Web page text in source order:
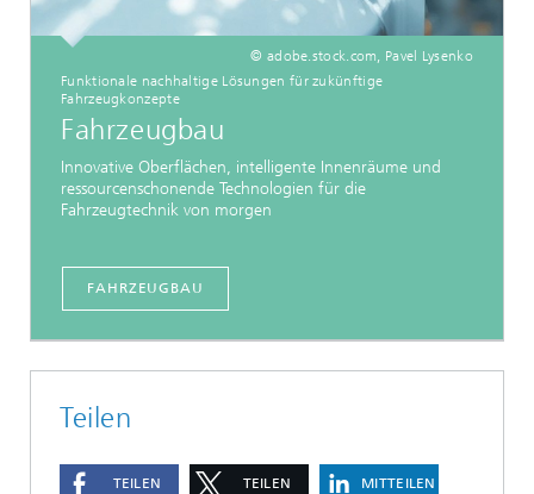
© adobe.stock.com, Pavel Lysenko
Funktionale nachhaltige Lösungen für zukünftige
Fahrzeugkonzepte
Fahrzeugbau
Innovative Oberflächen, intelligente Innenräume und
ressourcenschonende Technologien für die
Fahrzeugtechnik von morgen
FAHRZEUGBAU
Teilen
TEILEN TEILEN MITTEILEN